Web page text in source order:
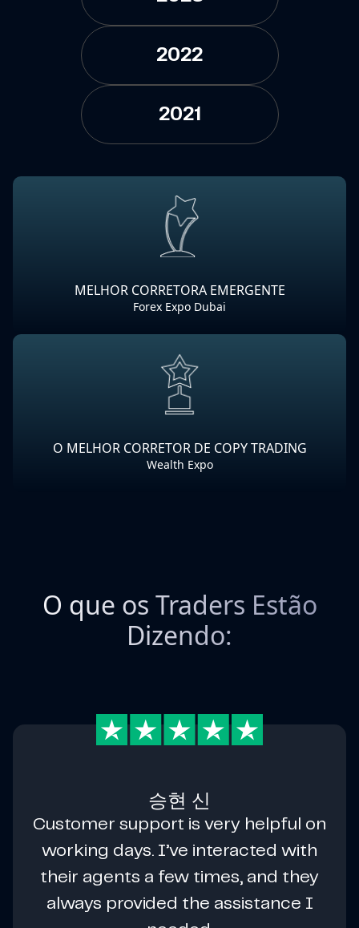
2022
2021
MELHOR CORRETORA EMERGENTE
Forex Expo Dubai
O MELHOR CORRETOR DE COPY TRADING
Wealth Expo
O que os Traders Estão
Dizendo:
승현 신
Customer support is very helpful on
working days. I’ve interacted with
their agents a few times, and they
always provided the assistance I